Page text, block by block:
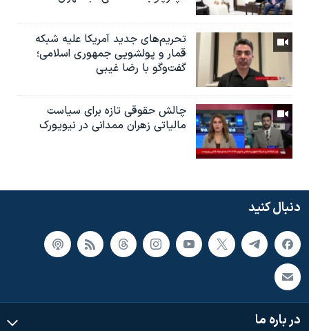
تحریم‌های جدید آمریکا علیه شبکه
قمار و پولشویی جمهوری اسلامی؛
گفت‌وگو با رضا غیبی
چالش حقوقی تازه برای سیاست
مالیاتی زهران ممدانی در نیویورک
دنبال کنید
در باره ما